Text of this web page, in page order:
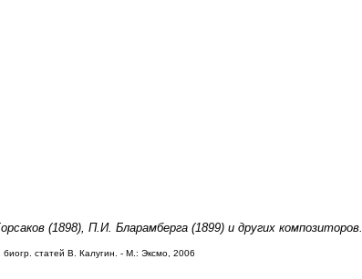
(1898), П.И. Бларамберга (1899) и других композиторов.
биогр. статей В. Калугин. - М.: Эксмо, 2006